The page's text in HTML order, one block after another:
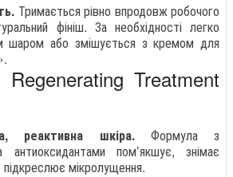
Тримається рівно впродовж робочого
фініш. За необхідності легко
шаром або змішується з кремом для
Regenerating Treatment
реактивна шкіра.Формула з
пом’якшує, знімає
мікролущення.